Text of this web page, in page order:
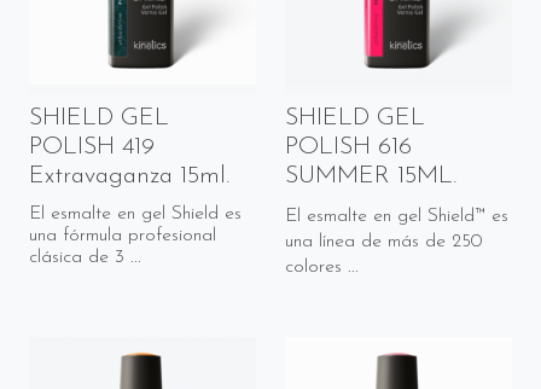
SHIELD GEL
POLISH 419
Extravaganza 15ml.
El esmalte en gel Shield es
una fórmula profesional
clásica de 3 ...
SHIELD GEL
POLISH 616
SUMMER 15ML.
El esmalte en gel Shield™ es
una línea de más de 250
colores ...